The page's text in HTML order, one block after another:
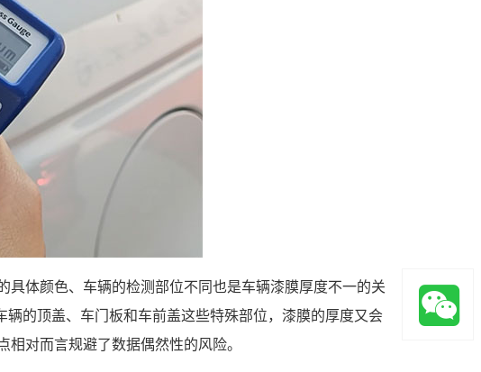
体颜色、车辆的检测部位不同也是车辆漆膜厚度不一的关
的顶盖、车门板和车前盖这些特殊部位，漆膜的厚度又会
对而言规避了数据偶然性的风险。